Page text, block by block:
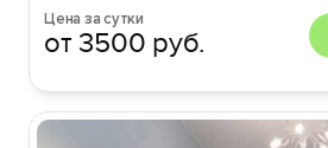
Цена за сутки
от 3500 руб.